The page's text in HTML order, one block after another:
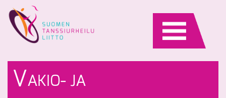
content
VAKIO- JA